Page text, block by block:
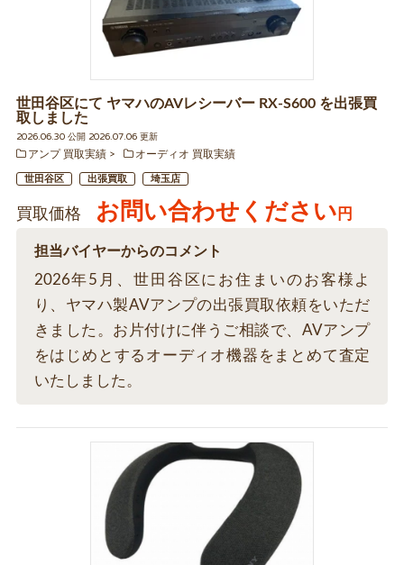
世田谷区にて ヤマハのAVレシーバー RX-S600 を出張買
取しました
2026.06.30 公開 2026.07.06 更新
アンプ 買取実績
オーディオ 買取実績
世田谷区 出張買取 埼玉店
買取価格 お問い合わせください 円
担当バイヤーからのコメント
2026年5月、世田谷区にお住まいのお客様よ
り、ヤマハ製AVアンプの出張買取依頼をいただ
きました。お片付けに伴うご相談で、AVアンプ
をはじめとするオーディオ機器をまとめて査定
いたしました。